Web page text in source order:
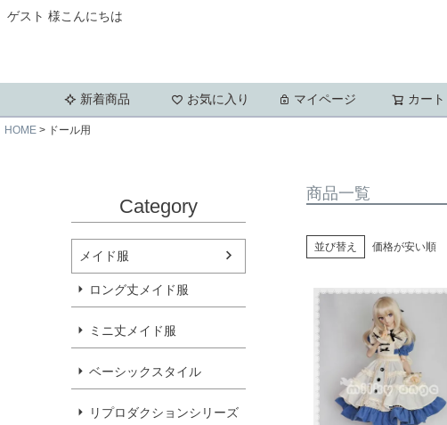
ゲスト 様こんにちは
新着商品 お気に入り マイページ カート
HOME ドール用
Category
メイド服
ロング丈メイド服
ミニ丈メイド服
ベーシックスタイル
リプロダクションシリーズ
商品一覧
並び替え 価格が安い順